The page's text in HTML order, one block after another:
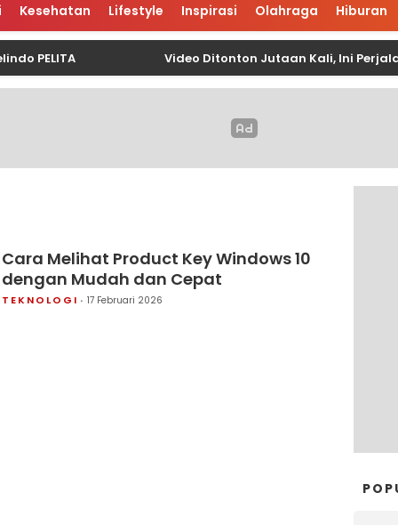
Kesehatan Lifestyle Inspirasi Olahraga Hiburan
Video Ditonton Jutaan Kali, Ini Perjalanan
Cara Melihat Product Key Windows 10
dengan Mudah dan Cepat
TEKNOLOGI 17 Februari 2026